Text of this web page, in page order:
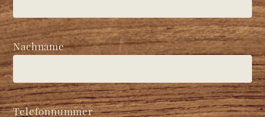
Nachname
Telefonnummer